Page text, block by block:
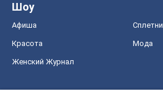
Шоу
Афиша Сплетни
Красота Мода
Женский Журнал